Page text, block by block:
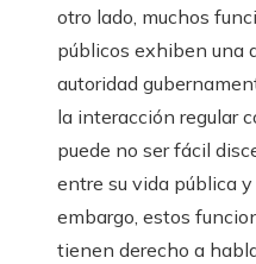
otro lado, muchos
públicos exhiben una
autoridad
la interacción regular
puede no ser fácil
entre su vida pública
embargo, estos
tienen derecho a